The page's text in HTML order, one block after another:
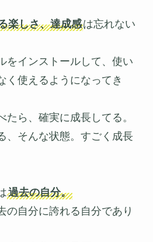
楽しさ、達成感は忘れない
をインストールして、使い
く使えるようになってき
たら、確実に成長してる。
、そんな状態。すごく成長
過去の自分。
の自分に誇れる自分であり